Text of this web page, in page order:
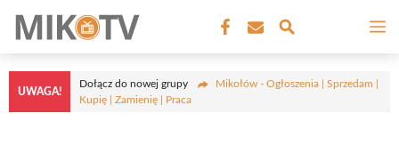
treści
UWAGA!
Dołącz do nowej grupy
Mikołów - Ogłoszenia | Sprzedam |
Kupię | Zamienię | Praca